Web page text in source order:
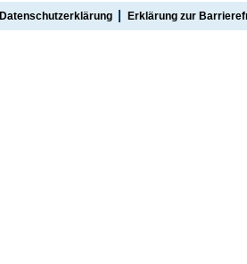
Datenschutzerklärung Erklärung zur